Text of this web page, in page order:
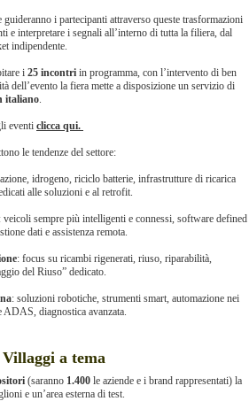
i partecipanti attraverso queste trasformazioni
e interpretare i segnali all’interno di tutta la filiera, dal
indipendente.
i 25 incontri in programma, con l’intervento di ben
dell’evento la fiera mette a disposizione un servizio di
italiano.
eventi clicca qui.
le tendenze del settore:
idrogeno, riciclo batterie, infrastrutture di ricarica
alle soluzioni e al retrofit.
: veicoli sempre più intelligenti e connessi, software defined
dati e assistenza remota.
: focus su ricambi rigenerati, riuso, riparabilità,
del Riuso” dedicato.
: soluzioni robotiche, strumenti smart, automazione nei
diagnostica avanzata.
a tema
(saranno 1.400 le aziende e i brand rappresentati) la
e un’area esterna di test.